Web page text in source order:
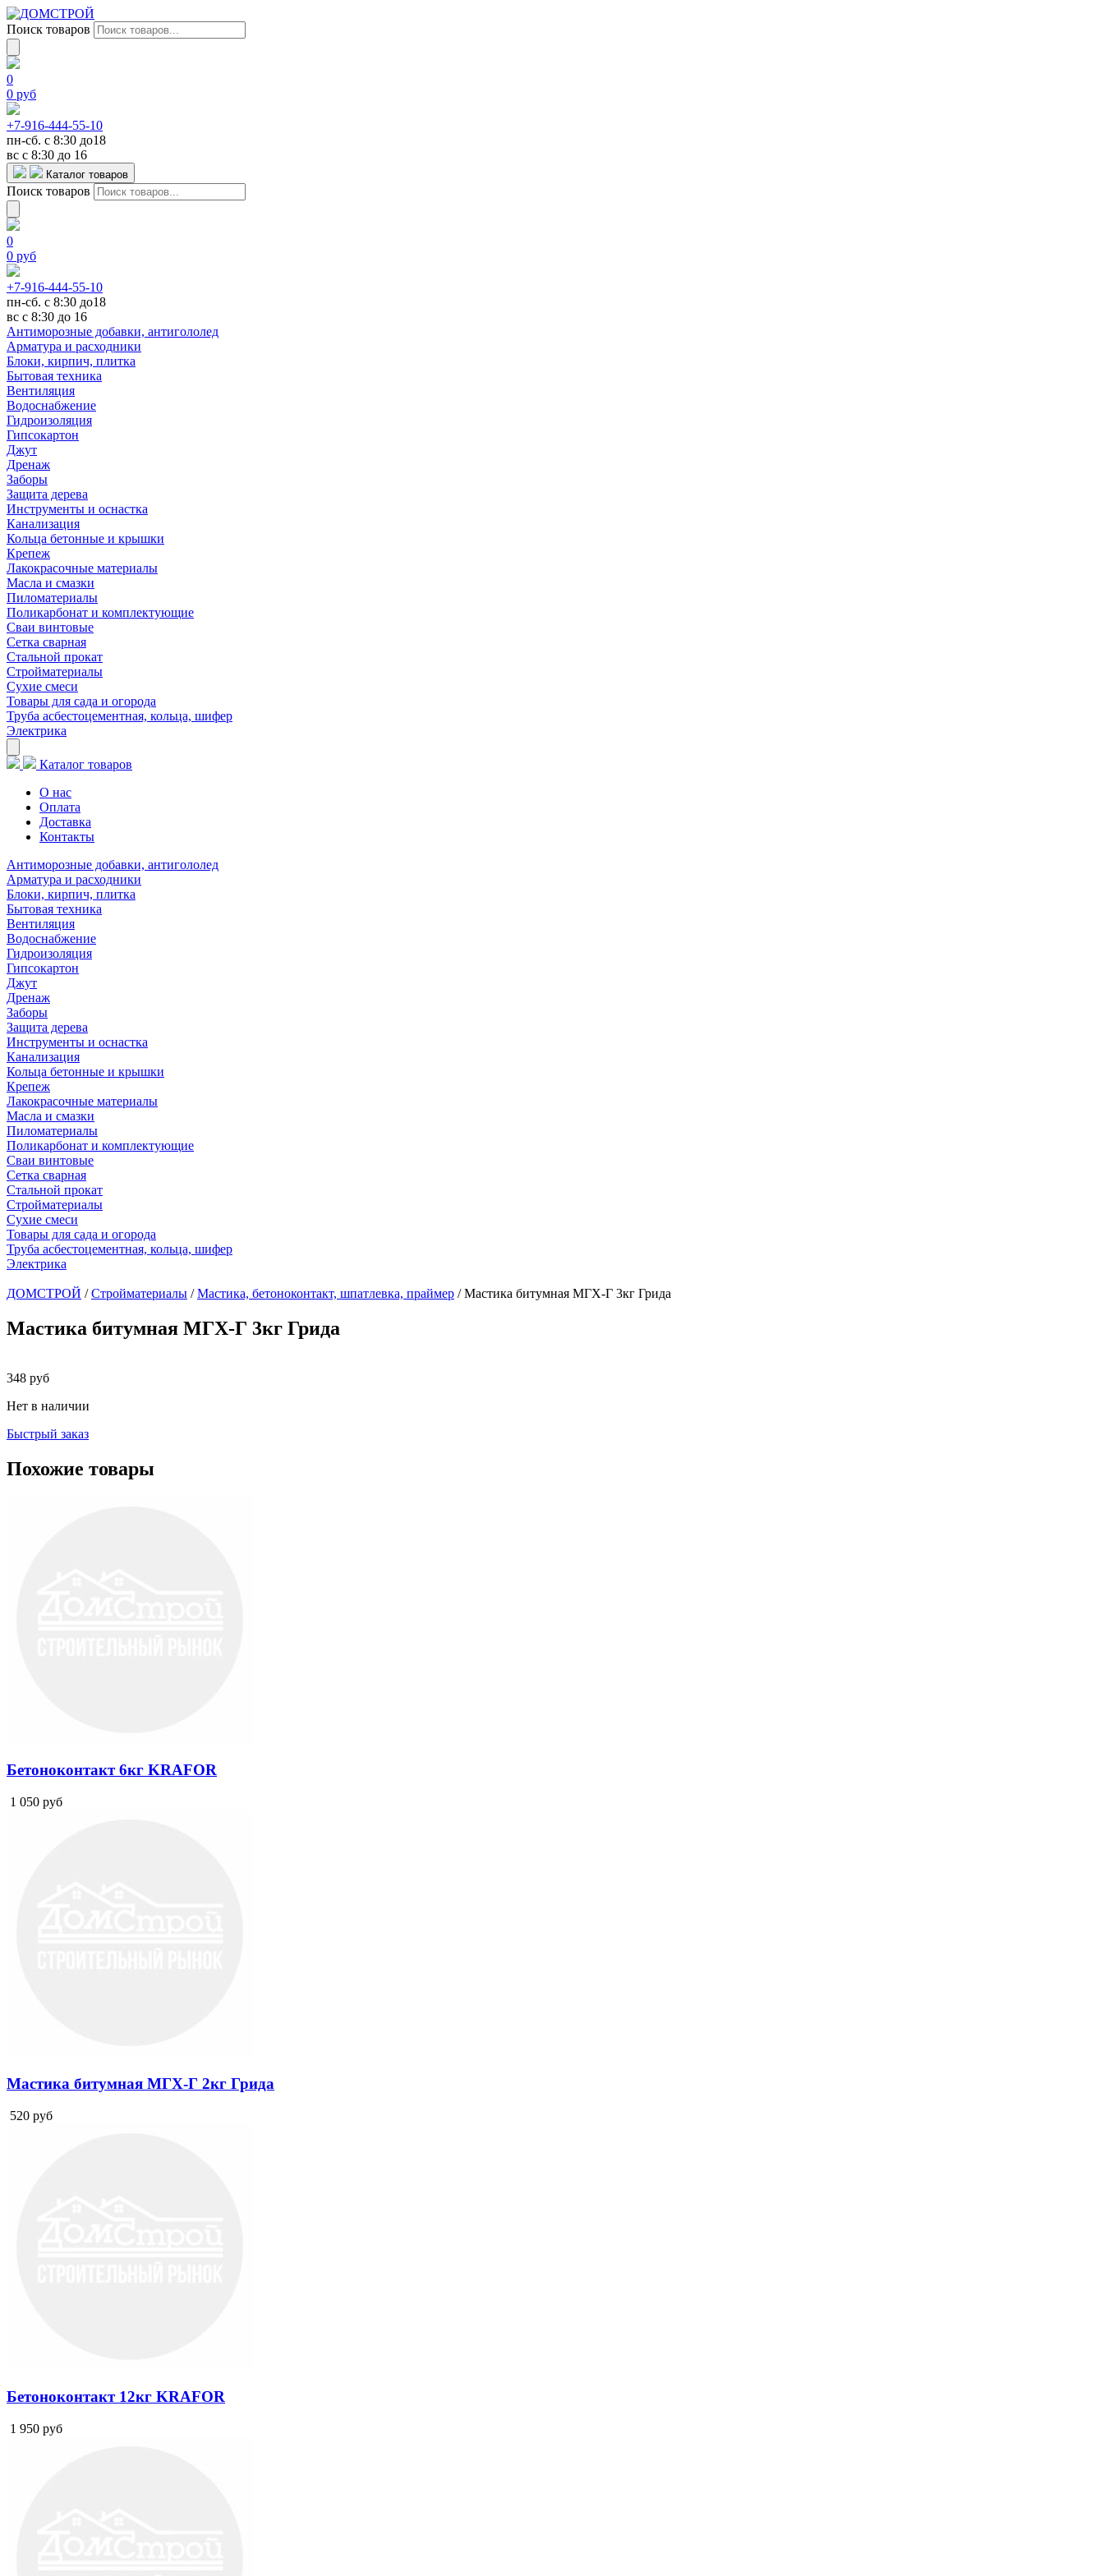
Поиск товаров
0
0 руб
+7-916-444-55-10
пн-сб. с 8:30 до18
вс с 8:30 до 16
Каталог товаров
Поиск товаров
0
0 руб
+7-916-444-55-10
пн-сб. с 8:30 до18
вс с 8:30 до 16
Антиморозные добавки, антигололед
Арматура и расходники
Блоки, кирпич, плитка
Бытовая техника
Вентиляция
Водоснабжение
Гидроизоляция
Гипсокартон
Джут
Дренаж
Заборы
Защита дерева
Инструменты и оснастка
Канализация
Кольца бетонные и крышки
Крепеж
Лакокрасочные материалы
Масла и смазки
Пиломатериалы
Поликарбонат и комплектующие
Сваи винтовые
Сетка сварная
Стальной прокат
Стройматериалы
Сухие смеси
Товары для сада и огорода
Труба асбестоцементная, кольца, шифер
Электрика
Каталог товаров
О нас
Оплата
Доставка
Контакты
Антиморозные добавки, антигололед
Арматура и расходники
Блоки, кирпич, плитка
Бытовая техника
Вентиляция
Водоснабжение
Гидроизоляция
Гипсокартон
Джут
Дренаж
Заборы
Защита дерева
Инструменты и оснастка
Канализация
Кольца бетонные и крышки
Крепеж
Лакокрасочные материалы
Масла и смазки
Пиломатериалы
Поликарбонат и комплектующие
Сваи винтовые
Сетка сварная
Стальной прокат
Стройматериалы
Сухие смеси
Товары для сада и огорода
Труба асбестоцементная, кольца, шифер
Электрика
ДОМСТРОЙ /Стройматериалы /Мастика, бетоноконтакт, шпатлевка, праймер /Мастика битумная МГХ-Г 3кг Грида
Мастика битумная МГХ-Г 3кг Грида
348 руб
Нет в наличии
Быстрый заказ
Похожие товары
Бетоноконтакт 6кг KRAFOR
1 050 руб
Мастика битумная МГХ-Г 2кг Грида
520 руб
Бетоноконтакт 12кг KRAFOR
1 950 руб